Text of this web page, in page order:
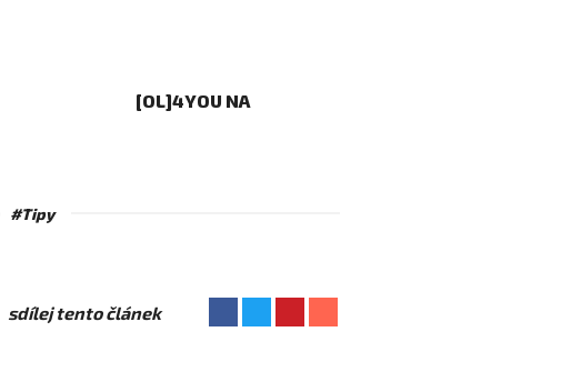
[OL]4YOU NA
#Tipy
sdílej tento článek